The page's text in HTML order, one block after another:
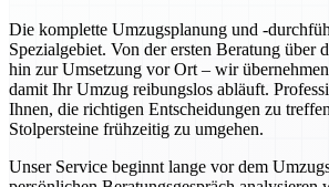
Die komplette Umzugsplanung und -
Spezialgebiet. Von der ersten Beratung über
hin zur Umsetzung vor Ort – wir
damit Ihr Umzug reibungslos abläuft.
Ihnen, die richtigen Entscheidungen zu
Stolpersteine frühzeitig zu umgehen.
Unser Service beginnt lange vor dem